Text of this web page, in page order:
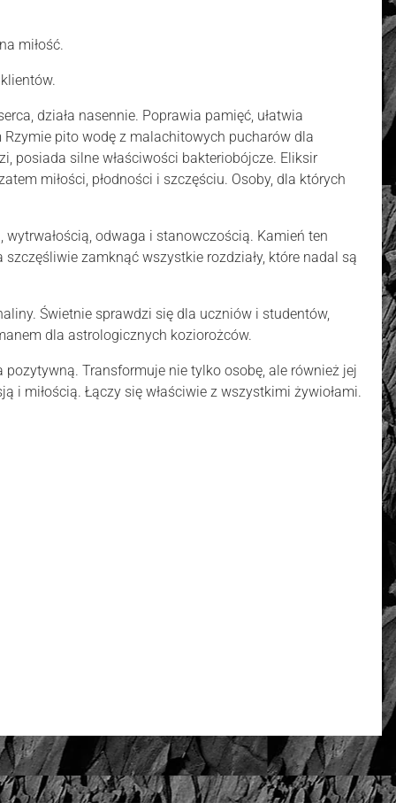
miłość.
działa nasennie. Poprawia pamięć, ułatwia
pito wodę z malachitowych pucharów dla
posiada silne właściwości bakteriobójcze. Eliksir
miłości, płodności i szczęściu. Osoby, dla których
wytrwałością, odwaga i stanowczością. Kamień ten
zamknąć wszystkie rozdziały, które nadal są
Świetnie sprawdzi się dla uczniów i studentów,
dla astrologicznych koziorożców.
Transformuje nie tylko osobę, ale również jej
i miłością. Łączy się właściwie z wszystkimi żywiołami.